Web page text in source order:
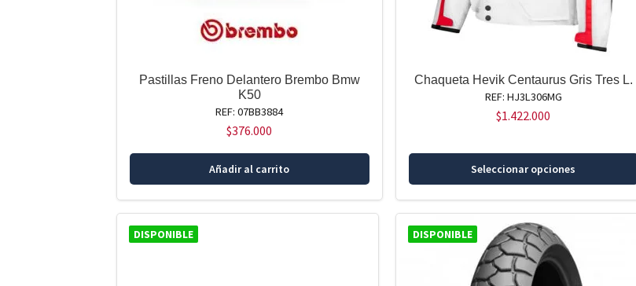
Pastillas Freno Delantero Brembo Bmw
K50
REF: 07BB3884
$376.000
Añadir al carrito
Chaqueta Hevik Centaurus Gris Tres L.
REF: HJ3L306MG
$1.422.000
Seleccionar opciones
DISPONIBLE DISPONIBLE